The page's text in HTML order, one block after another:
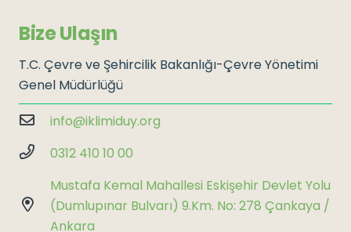
Bize Ulaşın
T.C. Çevre ve Şehircilik Bakanlığı-Çevre Yönetimi
Genel Müdürlüğü
info@iklimiduy.org
0312 410 10 00
Mustafa Kemal Mahallesi Eskişehir Devlet Yolu
(Dumlupınar Bulvarı) 9.Km. No: 278 Çankaya /
Ankara